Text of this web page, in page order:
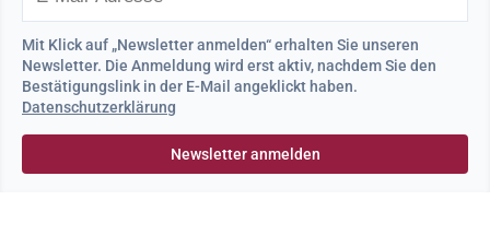
Mit Klick auf „Newsletter anmelden“ erhalten Sie unseren
Newsletter. Die Anmeldung wird erst aktiv, nachdem Sie den
Bestätigungslink in der E-Mail angeklickt haben.
Datenschutzerklärung